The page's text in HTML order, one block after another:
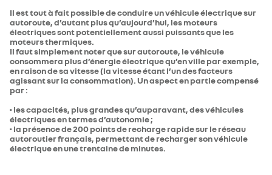
Il est tout à fait possible de conduire un véhicule électrique sur
autoroute, d’autant plus qu’aujourd’hui, les moteurs
électriques sont potentiellement aussi puissants que les
moteurs thermiques.
Il faut simplement noter que sur autoroute, le véhicule
consommera plus d’énergie électrique qu’en ville par exemple,
en raison de sa vitesse (la vitesse étant l’un des facteurs
agissant sur la consommation). Un aspect en partie compensé
par :
• les capacités, plus grandes qu’auparavant, des véhicules
électriques en termes d’autonomie ;
• la présence de 200 points de recharge rapide sur le réseau
autoroutier français, permettant de recharger son véhicule
électrique en une trentaine de minutes.